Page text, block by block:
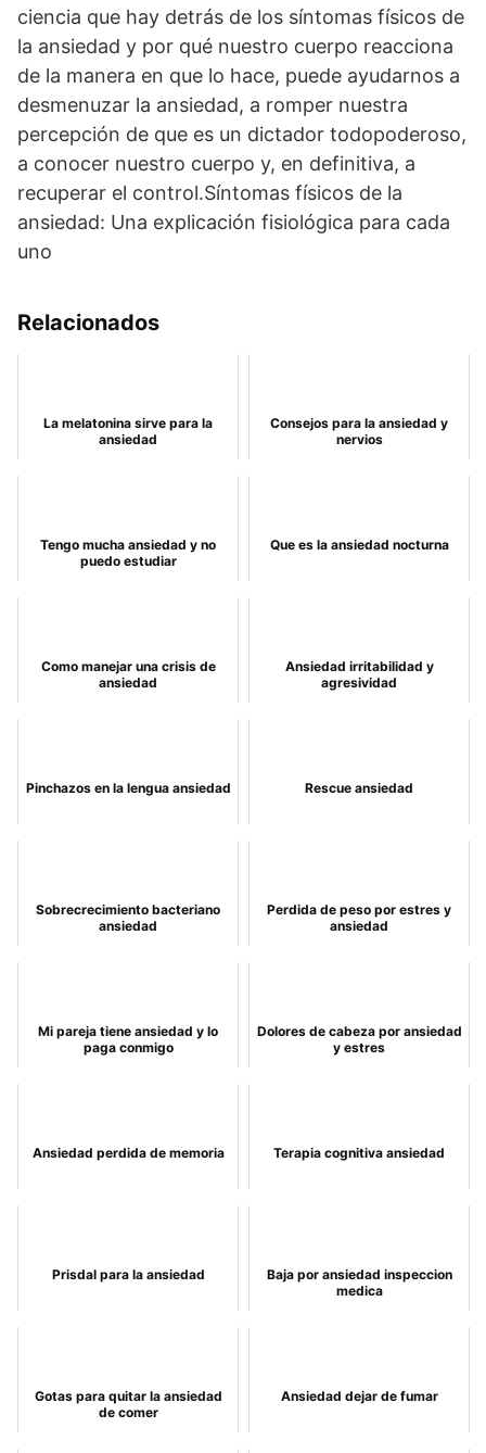
ciencia que hay detrás de los síntomas físicos de
la ansiedad y por qué nuestro cuerpo reacciona
de la manera en que lo hace, puede ayudarnos a
desmenuzar la ansiedad, a romper nuestra
percepción de que es un dictador todopoderoso,
a conocer nuestro cuerpo y, en definitiva, a
recuperar el control.Síntomas físicos de la
ansiedad: Una explicación fisiológica para cada
uno
Relacionados
La melatonina sirve para la
ansiedad
Consejos para la ansiedad y
nervios
Tengo mucha ansiedad y no
puedo estudiar
Que es la ansiedad nocturna
Como manejar una crisis de
ansiedad
Ansiedad irritabilidad y
agresividad
Pinchazos en la lengua ansiedad Rescue ansiedad
Sobrecrecimiento bacteriano
ansiedad
Perdida de peso por estres y
ansiedad
Mi pareja tiene ansiedad y lo
paga conmigo
Dolores de cabeza por ansiedad
y estres
Ansiedad perdida de memoria Terapia cognitiva ansiedad
Prisdal para la ansiedad
Baja por ansiedad inspeccion
medica
Gotas para quitar la ansiedad
de comer
Ansiedad dejar de fumar